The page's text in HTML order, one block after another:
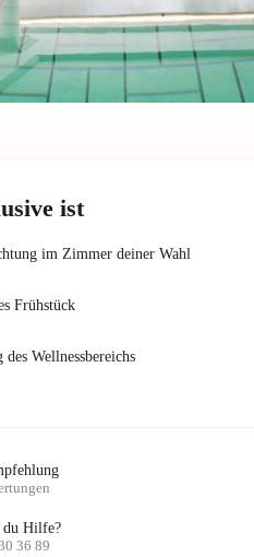
ist
im Zimmer deiner Wahl
Frühstück
des Wellnessbereichs
du Hilfe?
36 89